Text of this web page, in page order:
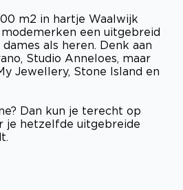
m2 in hartje Waalwijk
een uitgebreid
als heren. Denk aan
Studio Anneloes, maar
Jewellery, Stone Island en
Dan kun je terecht op
je hetzelfde uitgebreide